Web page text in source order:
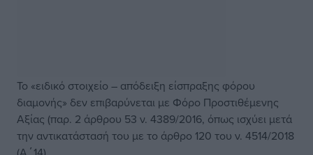
Το «ειδικό στοιχείο – απόδειξη είσπραξης φόρου
διαμονής» δεν επιβαρύνεται με Φόρο Προστιθέμενης
Αξίας (παρ. 2 άρθρου 53 ν. 4389/2016, όπως ισχύει μετά
την αντικατάστασή του με το άρθρο 120 του ν. 4514/2018